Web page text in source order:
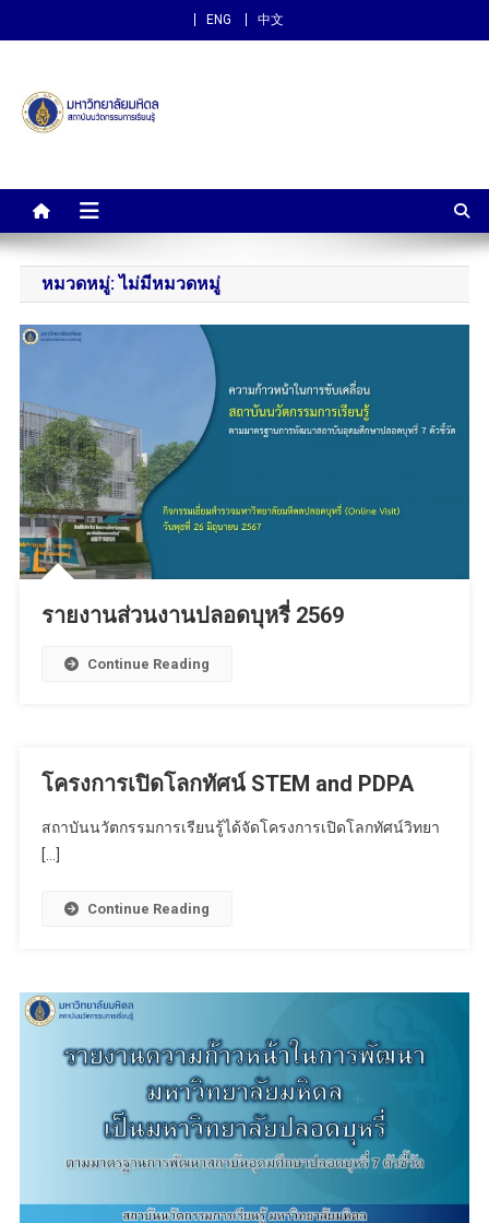
ENG 中文
สถาบันนวัตกรรมการเรียนรู้
หมวดหมู่:ไม่มีหมวดหมู่
รายงานส่วนงานปลอดบุหรี่ 2569
Continue Reading
โครงการเปิดโลกทัศน์ STEM and PDPA
สถาบันนวัตกรรมการเรียนรู้ได้จัดโครงการเปิดโลกทัศน์วิทยา
[…]
Continue Reading